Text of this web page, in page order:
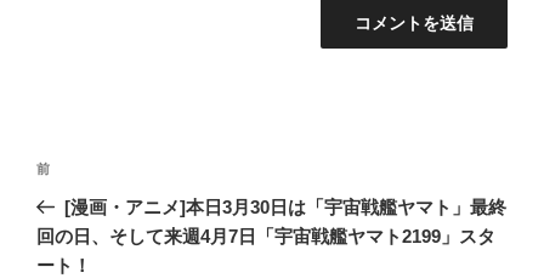
投
ナ
ビ
過
去
の
投
前
[漫画・アニメ]本日3月30日は「宇宙戦艦ヤマト」最終
回の日、そして来週4月7日「宇宙戦艦ヤマト2199」スタ
ート！